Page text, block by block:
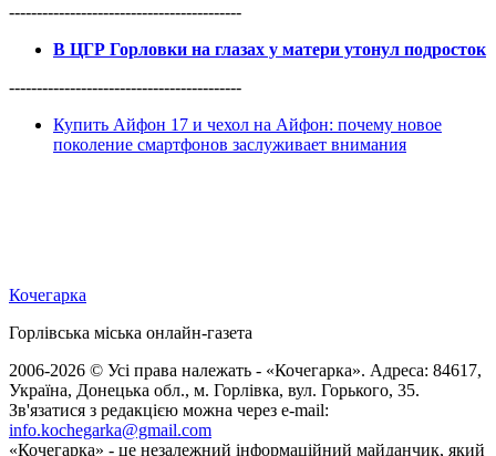
------------------------------------------
В ЦГР Горловки на глазах у матери утонул подросток
------------------------------------------
Купить Айфон 17 и чехол на Айфон: почему новое
поколение смартфонов заслуживает внимания
Кочегарка
Горлівська міська онлайн-газета
2006-2026 © Усі права належать - «Кочегарка». Адреса: 84617,
Україна, Донецька обл., м. Горлівка, вул. Горького, 35.
Зв'язатися з редакцією можна через e-mail:
info.kochegarka@gmail.com
«Кочегарка» - це незалежний інформаційний майданчик, який